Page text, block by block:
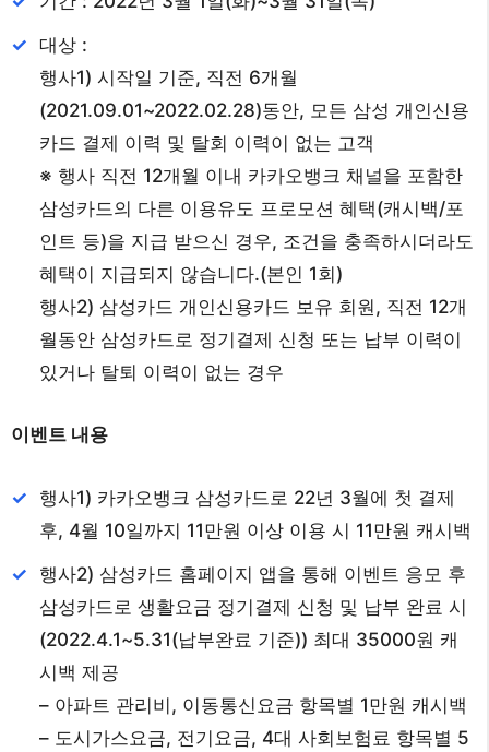
대상 :
행사1) 시작일 기준, 직전 6개월
(2021.09.01~2022.02.28)동안, 모든 삼성 개인신용
카드 결제 이력 및 탈회 이력이 없는 고객
※ 행사 직전 12개월 이내 카카오뱅크 채널을 포함한
삼성카드의 다른 이용유도 프로모션 혜택(캐시백/포
인트 등)을 지급 받으신 경우, 조건을 충족하시더라도
혜택이 지급되지 않습니다.(본인 1회)
행사2) 삼성카드 개인신용카드 보유 회원, 직전 12개
월동안 삼성카드로 정기결제 신청 또는 납부 이력이
있거나 탈퇴 이력이 없는 경우
이벤트 내용
행사1) 카카오뱅크 삼성카드로 22년 3월에 첫 결제
후, 4월 10일까지 11만원 이상 이용 시 11만원 캐시백
행사2) 삼성카드 홈페이지 앱을 통해 이벤트 응모 후
삼성카드로 생활요금 정기결제 신청 및 납부 완료 시
(2022.4.1~5.31(납부완료 기준)) 최대 35000원 캐
시백 제공
– 아파트 관리비, 이동통신요금 항목별 1만원 캐시백
– 도시가스요금, 전기요금, 4대 사회보험료 항목별 5